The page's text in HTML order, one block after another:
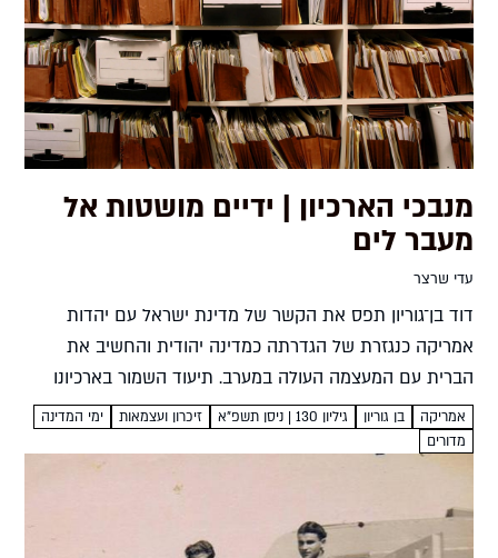
מנבכי הארכיון | ידיים מושטות אל
מעבר לים
עדי שרצר
דוד בן־גוריון תפס את הקשר של מדינת ישראל עם יהדות
אמריקה כנגזרת של הגדרתה כמדינה יהודית והחשיב את
הברית עם המעצמה העולה במערב. תיעוד השמור בארכיונו
מגלה את ההתרגשות הגדולה שעורר ביקורו הראשון בארצות
הברית...
אמריקה בן גוריון גיליון 130 | ניסן תשפ"א זיכרון ועצמאות
ימי המדינה
מדורים